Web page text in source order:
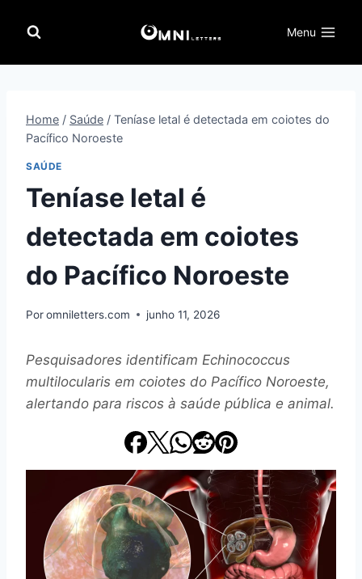
para
Menu
Home / Saúde / Teníase letal é detectada em coiotes do
Pacífico Noroeste
SAÚDE
Teníase letal é
detectada em coiotes
do Pacífico Noroeste
Poromniletters.com junho 11, 2026
Pesquisadores identificam Echinococcus
multilocularis em coiotes do Pacífico Noroeste,
alertando para riscos à saúde pública e animal.